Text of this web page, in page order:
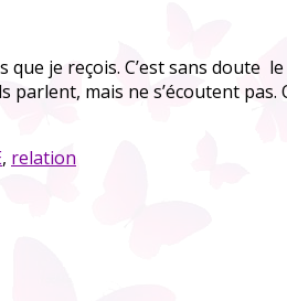
je reçois. C’est sans doute
mais ne s’écoutent pas.
, relation